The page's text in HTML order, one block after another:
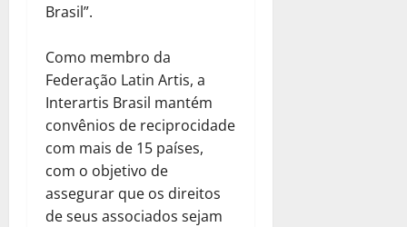
Brasil”.
Como membro da
Federação Latin Artis, a
Interartis Brasil mantém
convênios de reciprocidade
com mais de 15 países,
com o objetivo de
assegurar que os direitos
de seus associados sejam